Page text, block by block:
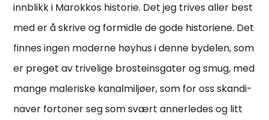
innblikk i Marokkos historie. Det jeg trives aller best
med er å skrive og formidle de gode historiene. Det
finnes ingen moderne høyhus i denne bydelen, som
er preget av trive­lige brosteins­gater og smug, med
mange male­riske kanal­mil­jøer, som for oss skan­di­
naver fortoner seg som svært anner­ledes og litt